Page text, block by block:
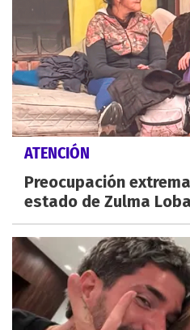
ATENCIÓN
Preocupación
estado de Zulma